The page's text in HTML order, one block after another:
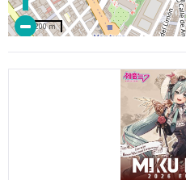
200 m